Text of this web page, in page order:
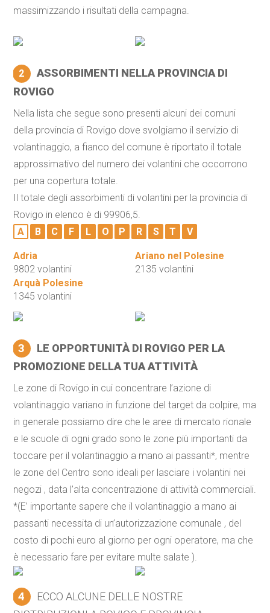
massimizzando i risultati della campagna.
2
ASSORBIMENTI NELLA PROVINCIA DI
ROVIGO
Nella lista che segue sono presenti alcuni dei comuni
della provincia di Rovigo dove svolgiamo il servizio di
volantinaggio, a fianco del comune è riportato il totale
approssimativo del numero dei volantini che occorrono
per una copertura totale.
Il totale degli assorbimenti di volantini per la provincia di
Rovigo in elenco è di 99906,5.
A
B C F L O P R S T V
Adria
9802 volantini
Ariano nel Polesine
2135 volantini
Arquà Polesine
1345 volantini
3
LE OPPORTUNITÀ DI ROVIGO PER LA
PROMOZIONE DELLA TUA ATTIVITÀ
Le zone di Rovigo in cui concentrare l’azione di
volantinaggio variano in funzione del target da colpire, ma
in generale possiamo dire che le aree di mercato rionale
e le scuole di ogni grado sono le zone più importanti da
toccare per il volantinaggio a mano ai passanti*, mentre
le zone del Centro sono ideali per lasciare i volantini nei
negozi , data l’alta concentrazione di attività commerciali.
*(E’ importante sapere che il volantinaggio a mano ai
passanti necessita di un’autorizzazione comunale , del
costo di pochi euro al giorno per ogni operatore, ma che
è necessario fare per evitare multe salate ).
4
ECCO ALCUNE DELLE NOSTRE